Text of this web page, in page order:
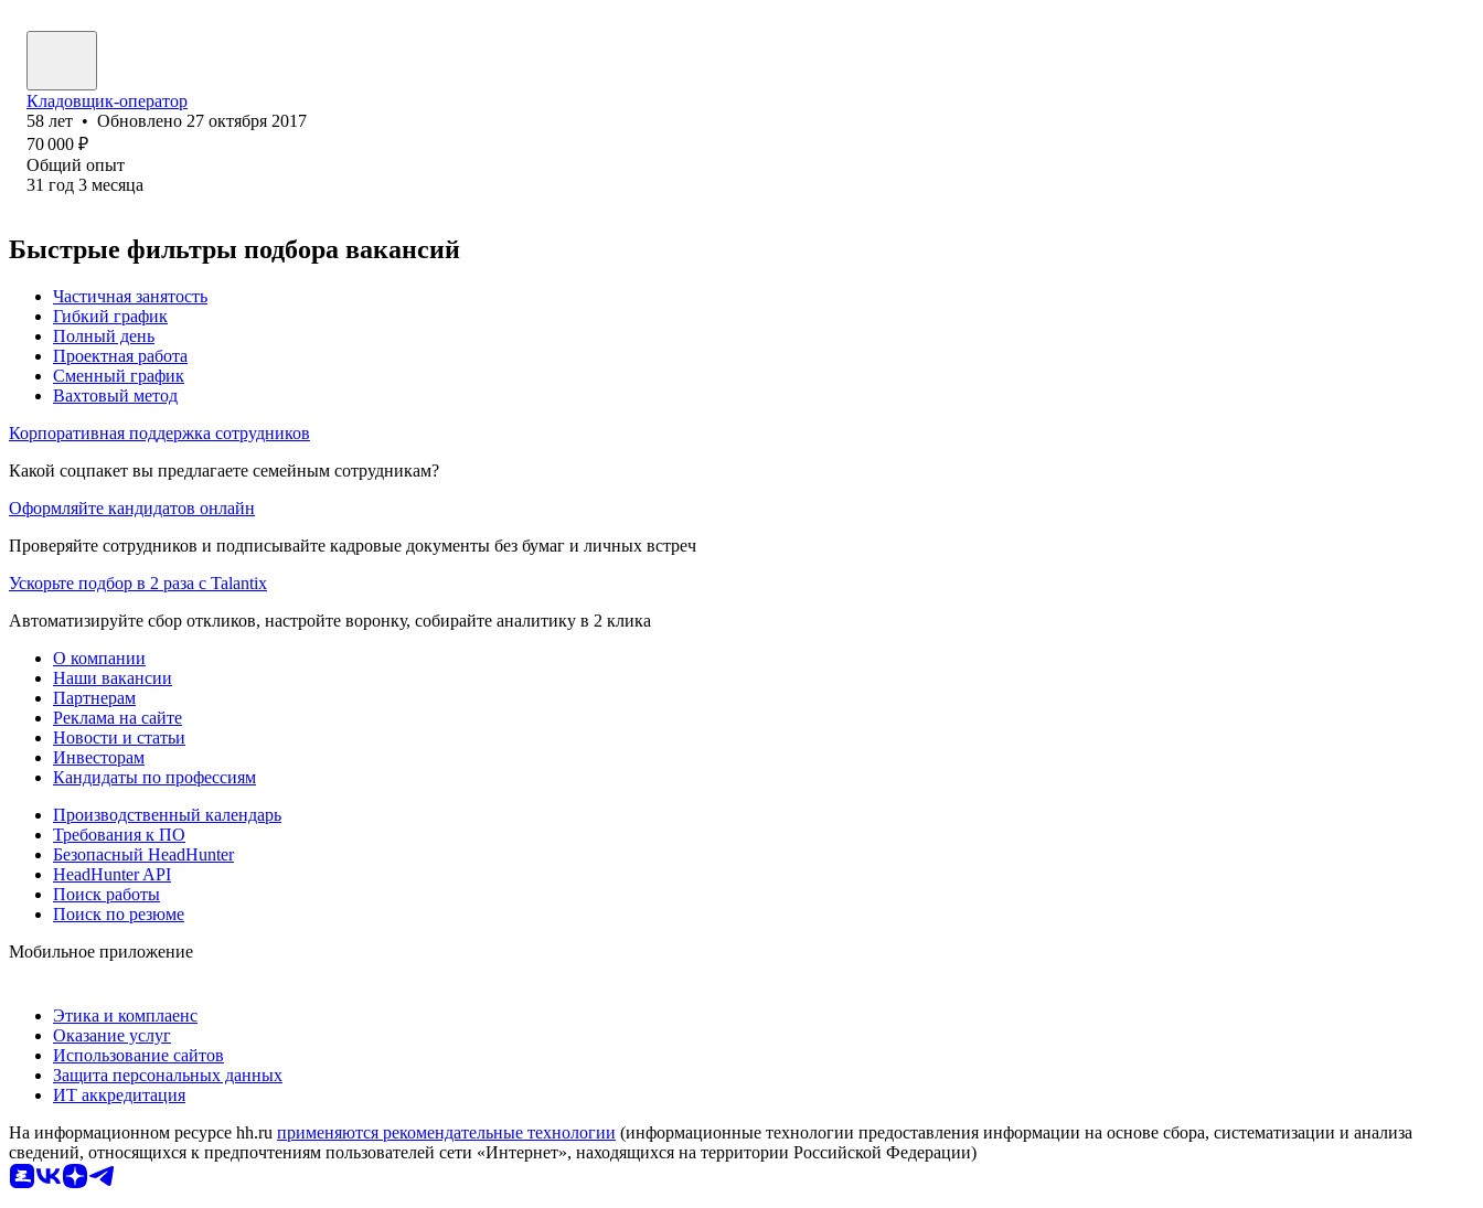
Кладовщик-оператор
58 лет • Обновлено 27 октября 2017
70 000 ₽
Общий опыт
31 год 3 месяца
Быстрые фильтры подбора вакансий
Частичная занятость
Гибкий график
Полный день
Проектная работа
Сменный график
Вахтовый метод
Корпоративная поддержка сотрудников
Какой соцпакет вы предлагаете семейным сотрудникам?
Оформляйте кандидатов онлайн
Проверяйте сотрудников и подписывайте кадровые документы без бумаг и личных встреч
Ускорьте подбор в 2 раза с Talantix
Автоматизируйте сбор откликов, настройте воронку, собирайте аналитику в 2 клика
О компании
Наши вакансии
Партнерам
Реклама на сайте
Новости и статьи
Инвесторам
Кандидаты по профессиям
Производственный календарь
Требования к ПО
Безопасный HeadHunter
HeadHunter API
Поиск работы
Поиск по резюме
Мобильное приложение
Этика и комплаенс
Оказание услуг
Использование сайтов
Защита персональных данных
ИТ аккредитация
На информационном ресурсе hh.ru применяются рекомендательные технологии (информационные технологии предоставления информации на основе сбора, систематизации и анализа
сведений, относящихся к предпочтениям пользователей сети «Интернет», находящихся на территории Российской Федерации)